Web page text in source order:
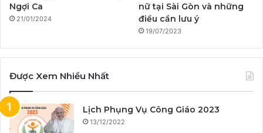
Ngợi Ca
21/01/2024
nữ tại Sài Gòn và những
điều cần lưu ý
19/07/2023
Được Xem Nhiều Nhất
Lịch Phụng Vụ Công Giáo 2023
13/12/2022